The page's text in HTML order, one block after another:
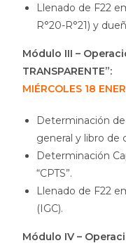
Llenado de F22
R°20-R°21) y
Módulo III –
TRANSPARENTE”:
MIÉRCOLES 18
Determinación
general y libro de
Determinación
“CPTS”.
Llenado de F22
(IGC).
Módulo IV –